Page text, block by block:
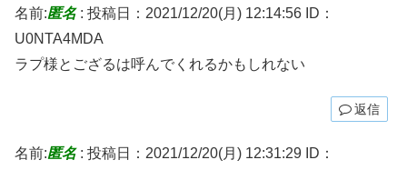
名前:匿名: 投稿日：2021/12/20(月) 12:14:56 ID：
U0NTA4MDA
ラプ様とござるは呼んでくれるかもしれない
返信
名前:匿名: 投稿日：2021/12/20(月) 12:31:29 ID：